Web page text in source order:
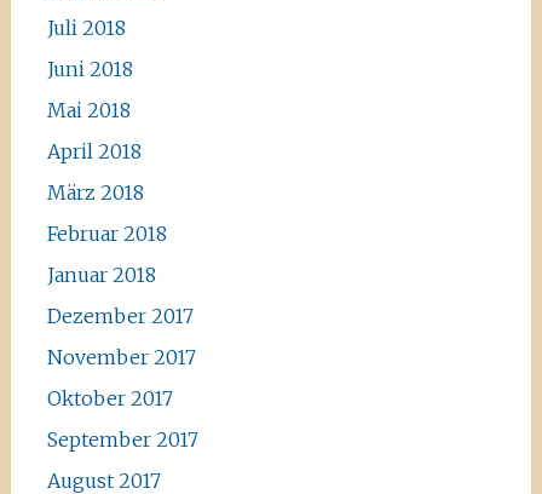
Juli 2018
Juni 2018
Mai 2018
April 2018
März 2018
Februar 2018
Januar 2018
Dezember 2017
November 2017
Oktober 2017
September 2017
August 2017